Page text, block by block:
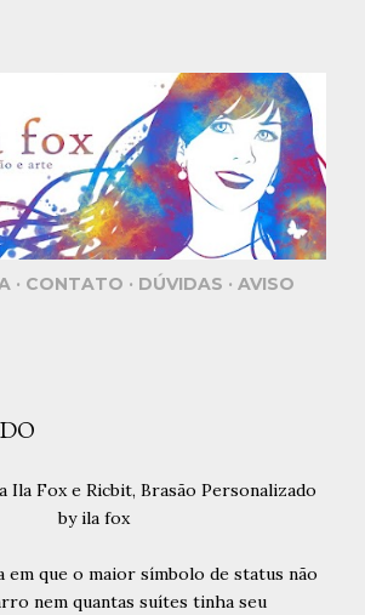
CONTATO DÚVIDAS AVISO
em que o maior símbolo de status não
nem quantas suítes tinha seu